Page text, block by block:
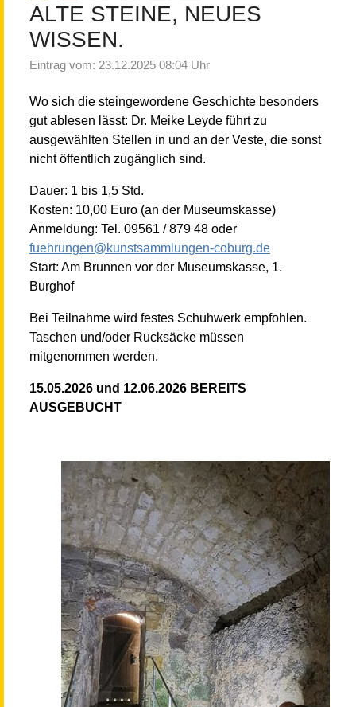
ALTE STEINE, NEUES
WISSEN.
Eintrag vom: 23.12.2025 08:04 Uhr
Wo sich die steingewordene Geschichte besonders
gut ablesen lässt: Dr. Meike Leyde führt zu
ausgewählten Stellen in und an der Veste, die sonst
nicht öffentlich zugänglich sind.
Dauer: 1 bis 1,5 Std.
Kosten: 10,00 Euro (an der Museumskasse)
Anmeldung: Tel. 09561 / 879 48 oder
fuehrungen@kunstsammlungen-coburg.de
Start: Am Brunnen vor der Museumskasse, 1.
Burghof
Bei Teilnahme wird festes Schuhwerk empfohlen.
Taschen und/oder Rucksäcke müssen
mitgenommen werden.
15.05.2026 und 12.06.2026 BEREITS
AUSGEBUCHT